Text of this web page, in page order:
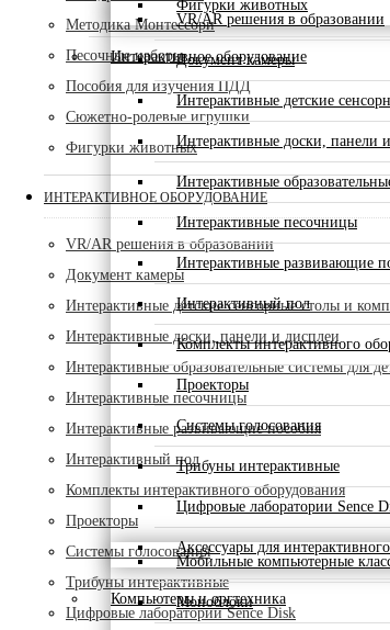
Фигурки животных
Интерактивное оборудование
VR/AR решения в образовании
Документ камеры
Интерактивные детские
Интерактивные доски, панели
Интерактивные
Интерактивные песочницы
Интерактивные развивающие
Интерактивный пол
Комплекты интерактивного
Проекторы
Системы голосования
Трибуны интерактивные
Цифровые лаборатории Sence
Аксессуары для
Компьютеры и оргтехника
Мобильные компьютерные
Моноблоки
Методика Монтессори
Песочные наборы
Пособия для изучения ПДД
Сюжетно-ролевые игрушки
Фигурки животных
ИНТЕРАКТИВНОЕ ОБОРУДОВАНИЕ
VR/AR решения в образовании
Документ камеры
Интерактивные детские сенсорные столы и
Интерактивные доски, панели и дисплеи
Интерактивные образовательные системы для
Интерактивные песочницы
Интерактивные развивающие пособия
Интерактивный пол
Комплекты интерактивного оборудования
Проекторы
Системы голосования
Трибуны интерактивные
Цифровые лаборатории Sence Disk